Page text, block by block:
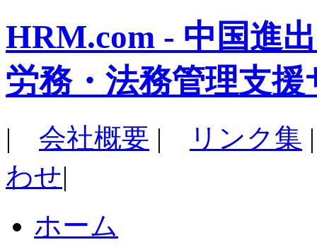
HRM.com - 中国進
労務・法務管理支援
| 会社概要 | リンク集
わせ|
ホーム